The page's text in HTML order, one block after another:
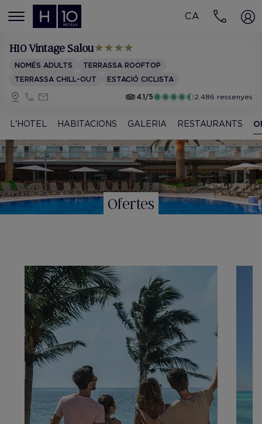
MENÚ
CA
H10 Vintage Salou
NOMÉS ADULTS
TERRASSA ROOFTOP
TERRASSA CHILL-OUT
ESTACIÓ CICLISTA
4.1/5
2.486 ressenyes
L'HOTEL HABITACIONS GALERIA RESTAURANTS
Ofertes